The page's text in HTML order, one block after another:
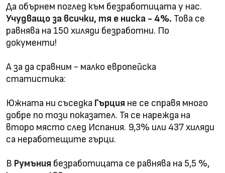
Да обърнем поглед към безработицата у нас.
Учудващо за всички, тя е ниска - 4%. Това се
равнява на 150 хиляди безработни. По
документи!
А за да сравним - малко европейска
статистика:
Южната ни съседка Гърция не се справя много
добре по този показател. Тя се нарежда на
второ място след Испания. 9,3% или 437 хиляди
са неработещите гърци.
В Румъния безработицата се равнява на 5,5 %,